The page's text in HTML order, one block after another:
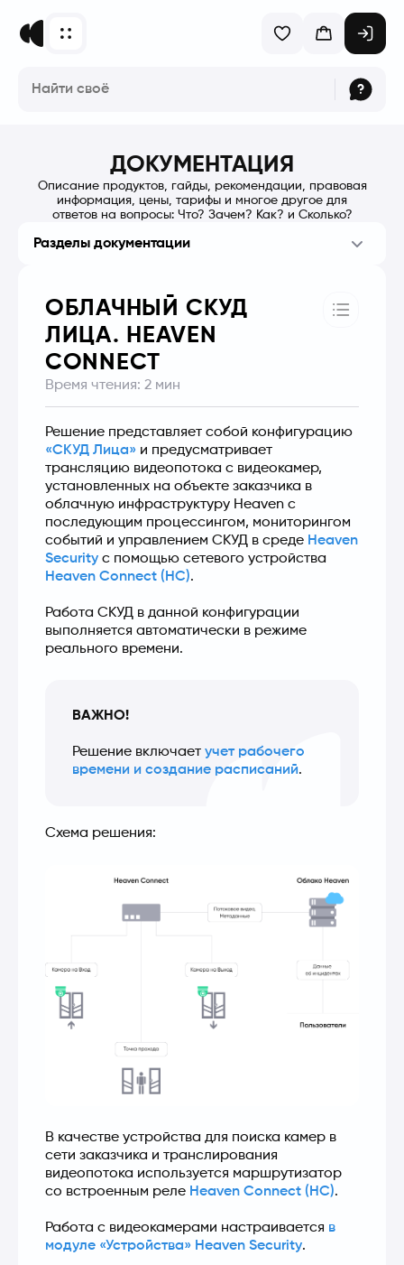
ДОКУМЕНТАЦИЯ
Описание продуктов, гайды, рекомендации, правовая
информация, цены, тарифы и многое другое для
ответов на вопросы: Что? Зачем? Как? и Сколько?
Разделы документации
ОБЛАЧНЫЙ СКУД
ЛИЦА. HEAVEN
CONNECT
Время чтения: 2 мин
«СКУД Лица» и предусматривает
трансляцию видеопотока с видеокамер,
установленных на объекте заказчика в
облачную инфраструктуру Heaven с
последующим процессингом, мониторингом
событий и управлением СКУД в среде Heaven
Security
Heaven Connect (HC).
Работа СКУД в данной конфигурации
выполняется автоматически в режиме
реального времени.
ВАЖНО!
Решение включает учет рабочего
времени и создание расписаний.
Схема решения:
В качестве устройства для поиска камер в
сети заказчика и транслирования
видеопотока используется маршрутизатор
со встроенным реле Heaven Connect (HC).
Работа с видеокамерами настраивается в
модуле «Устройства» Heaven Security.